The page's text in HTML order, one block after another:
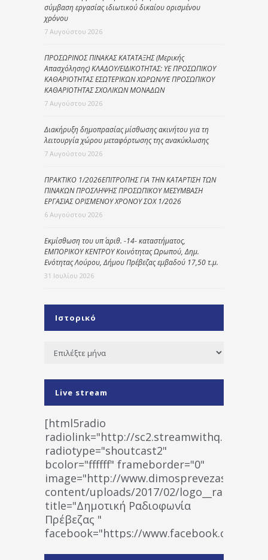
σύμβαση εργασίας ιδιωτικού δικαίου ορισμένου
χρόνου
7 Αυγούστου 2026
ΠΡΟΣΩΡΙΝΟΣ ΠΙΝΑΚΑΣ ΚΑΤΑΤΑΞΗΣ (Μερικής
Απασχόλησης) ΚΛΑΔΟΥ/ΕΙΔΙΚΟΤΗΤΑΣ: ΥΕ ΠΡΟΣΩΠΙΚΟΥ
ΚΑΘΑΡΙΟΤΗΤΑΣ ΕΣΩΤΕΡΙΚΩΝ ΧΩΡΩΝ/ΥΕ ΠΡΟΣΩΠΙΚΟΥ
ΚΑΘΑΡΙΟΤΗΤΑΣ ΣΧΟΛΙΚΩΝ ΜΟΝΑΔΩΝ
7 Αυγούστου 2026
Διακήρυξη δημοπρασίας μίσθωσης ακινήτου για τη
λειτουργία χώρου μεταφόρτωσης της ανακύκλωσης
7 Αυγούστου 2026
ΠΡΑΚΤΙΚΟ 1/2026ΕΠΙΤΡΟΠΗΣ ΓΙΑ ΤΗΝ ΚΑΤΑΡΤΙΣΗ ΤΩΝ
ΠΙΝΑΚΩΝ ΠΡΟΣΛΗΨΗΣ ΠΡΟΣΩΠΙΚΟΥ ΜΕΣΥΜΒΑΣΗ
ΕΡΓΑΣΙΑΣ ΟΡΙΣΜΕΝΟΥ ΧΡΟΝΟΥ ΣΟΧ 1/2026
6 Αυγούστου 2026
Εκμίσθωση του υπ΄ αριθ. -14- καταστήματος,
ΕΜΠΟΡΙΚΟΥ ΚΕΝΤΡΟΥ Κοινότητας Ωρωπού, Δημ.
Ενότητας Λούρου, Δήμου Πρέβεζας εμβαδού 17,50 τ.μ.
31 Ιουλίου 2026
Ιστορικό
Ιστορικό
Live stream
[html5radio
radiolink="http://
radiotype="shoutcast2"
bcolor="ffffff" frameborder="0"
image="http://www.dimosprevezas.gr/wp-
content/uploads/2017/02/
title="Δημοτική Ραδιοφωνία
Πρέβεζας "
facebook="https://www.facebook.com/